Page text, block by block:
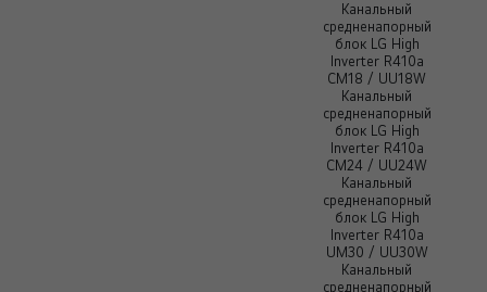
Канальный
средненапорный
блок LG High
Inverter R410a
CM18 / UU18W
Канальный
средненапорный
блок LG High
Inverter R410a
CM24 / UU24W
Канальный
средненапорный
блок LG High
Inverter R410a
UM30 / UU30W
Канальный
средненапорный